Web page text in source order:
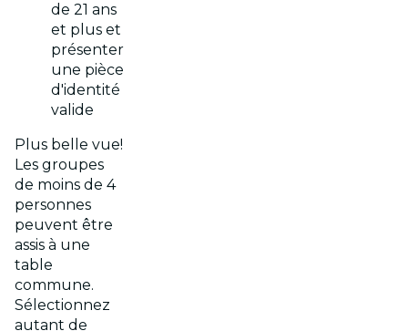
de 21 ans
et plus et
présenter
une pièce
d'identité
valide
Plus belle vue!
Les groupes
de moins de 4
personnes
peuvent être
assis à une
table
commune.
Sélectionnez
autant de